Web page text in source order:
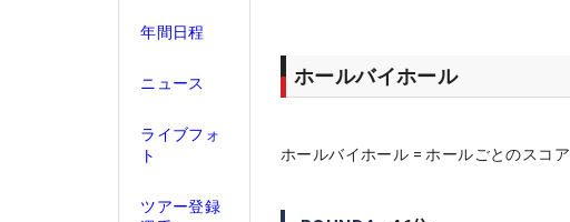
年間日程
ニュース
ライブフォ
ト
ツアー登録
ホールバイホール
ホールバイホール = ホールごとのスコア